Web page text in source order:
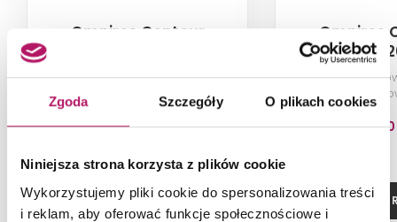
Zgoda Szczegóły O plikach cookies
Niniejsza strona korzysta z plików cookie
Wykorzystujemy pliki cookie do spersonalizowania treści
i reklam, aby oferować funkcje społecznościowe i
Omnires Contour
Bateria wannowa 5-otworowa
podtynkowa, miedź
szczotkowana
3 883,60 PLN
ZOBACZ PRODUKT
Omnires
Bateria
836,00
ZOBACZ